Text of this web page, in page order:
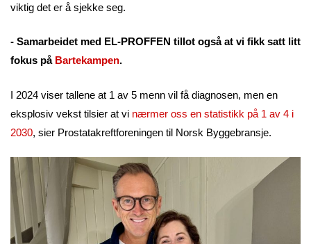
viktig det er å sjekke seg.
- Samarbeidet med EL-PROFFEN tillot også at vi fikk satt litt
fokus på Bartekampen.
I 2024 viser tallene at 1 av 5 menn vil få diagnosen, men en
eksplosiv vekst tilsier at vi nærmer oss en statistikk på 1 av 4 i
2030, sier Prostatakreftforeningen til Norsk Byggebransje.